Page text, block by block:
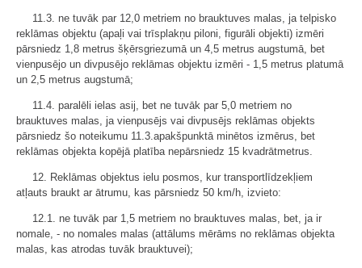
11.3. ne tuvāk par 12,0 metriem no brauktuves malas, ja telpisko
reklāmas objektu (apaļi vai trīsplakņu piloni, figurāli objekti) izmēri
pārsniedz 1,8 metrus šķērsgriezumā un 4,5 metrus augstumā, bet
vienpusējo un divpusējo reklāmas objektu izmēri - 1,5 metrus platumā
un 2,5 metrus augstumā;
11.4. paralēli ielas asij, bet ne tuvāk par 5,0 metriem no
brauktuves malas, ja vienpusējs vai divpusējs reklāmas objekts
pārsniedz šo noteikumu 11.3.apakšpunktā minētos izmērus, bet
reklāmas objekta kopējā platība nepārsniedz 15 kvadrātmetrus.
12. Reklāmas objektus ielu posmos, kur transportlīdzekļiem
atļauts braukt ar ātrumu, kas pārsniedz 50 km/h, izvieto:
12.1. ne tuvāk par 1,5 metriem no brauktuves malas, bet, ja ir
nomale, - no nomales malas (attālums mērāms no reklāmas objekta
malas, kas atrodas tuvāk brauktuvei);